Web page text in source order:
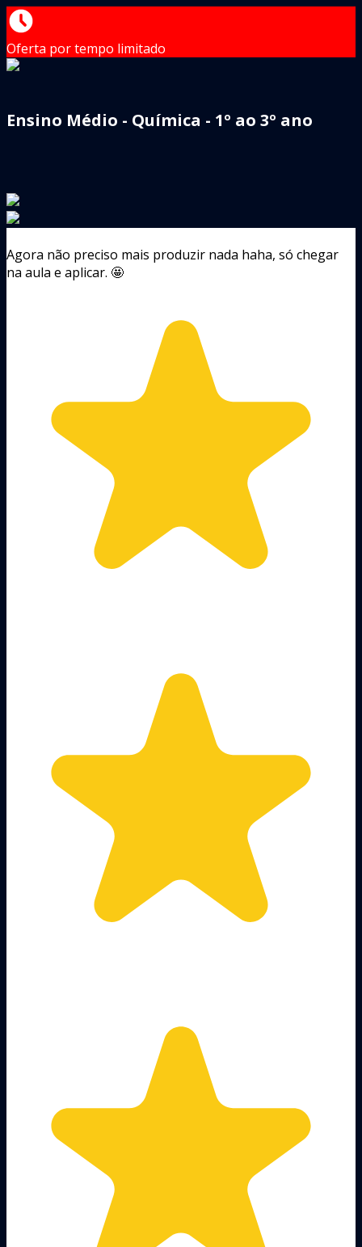
Oferta por tempo limitado
Ensino Médio - Química - 1º ao 3º ano
Agora não preciso mais produzir nada haha, só chegar
na aula e aplicar. 🤩